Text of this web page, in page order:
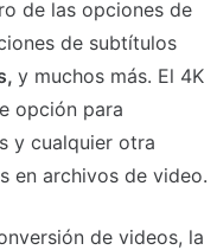
de las opciones de
de subtítulos
y muchos más. El 4K
opción para
y cualquier otra
en archivos de video.
de videos, la